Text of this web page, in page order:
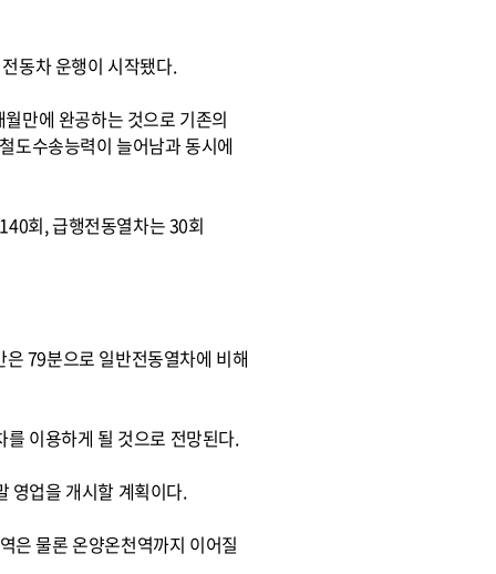
동차 운행이 시작됐다.
만에 완공하는 것으로 기존의
도수송능력이 늘어남과 동시에
회, 급행전동열차는 30회
79분으로 일반전동열차에 비해
이용하게 될 것으로 전망된다.
영업을 개시할 계획이다.
은 물론 온양온천역까지 이어질